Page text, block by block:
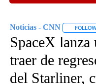
Noticias - CNN
SpaceX
traer de
del Starliner,